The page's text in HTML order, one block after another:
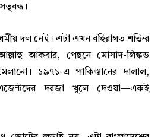
দল নেই। এটা এখন বহিরাগত শক্তির
আল্লাহু আকবার, পেছনে মোসাদ-লিঙ্কড
১৯৭১-এ পাকিস্তানের দালাল,
দরজা খুলে দেওয়া—একই